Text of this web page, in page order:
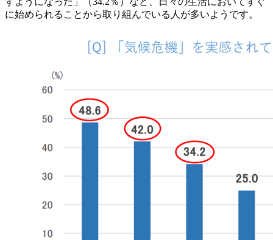
に始められることから取り組んでいる人が多いようです。